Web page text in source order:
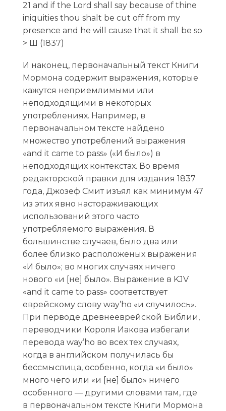
21 and if the Lord shall say because of thine
iniquities thou shalt be cut off from my
presence and he will cause that it shall be so
> Ш (1837)
И наконец, первоначальный текст Книги
Мормона содержит выражения, которые
кажутся неприемлимыми или
неподходящими в некоторых
употреблениях. Например, в
первоначальном тексте найдено
множество употреблений выражения
«and it came to pass» («И было») в
неподходящих контекстах. Во время
редакторской правки для издания 1837
года, Джозеф Смит изъял как минимум 47
из этих явно настораживающих
использований этого часто
употребляемого выражения. В
большинстве случаев, было два или
более близко расположеных выражения
«И было»; во многих случаях ничего
нового «и [не] было». Выражение в KJV
«and it came to pass» соответствует
еврейскому слову way’hо «и случилось».
При перводе древнееврейской Библии,
переводчики Короля Иакова избегали
перевода way’hо во всех тех случаях,
когда в английском получилась бы
бессмыслица, особенно, когда «и было»
много чего или «и [не] было» ничего
особенного — другими словами там, где
в первоначальном тексте Книги Мормона